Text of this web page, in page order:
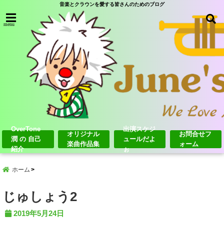
音楽とクラウンを愛する皆さんのためのブログ
menu
OverTone
潤 の 自己
紹介
オリジナル
楽曲作品集
出演スケジ
ュールだよ
ぉ
お問合せフ
ォーム
ホーム
じゅしょう2
2019年5月24日